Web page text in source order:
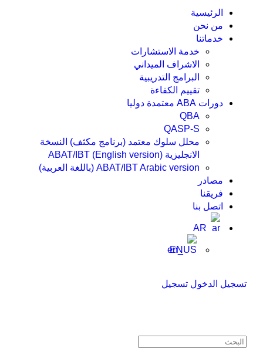
الرئيسية
من نحن
خدماتنا
خدمة الاستشارات
الاشراف الميداني
البرامج التدريبية
تقييم الكفاءة
دورات ABA معتمدة دوليا
QBA
QASP-S
محلل سلوك معتمد (برنامج مكثف) النسخة
الانجليزية ABAT/IBT (English version)
ABAT/IBT Arabic version (باللغة العربية)
مصادر
فريقنا
اتصل بنا
AR
EN
تسجيل الدخول تسجيل